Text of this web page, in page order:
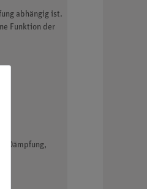
abhängig ist.
Funktion der
Dämpfung,